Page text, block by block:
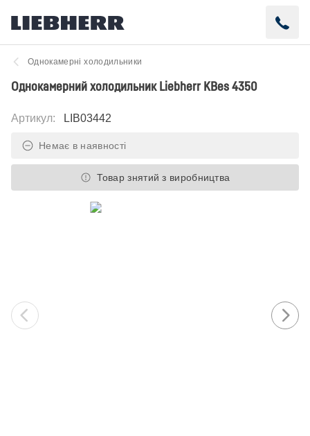
Однокамерні холодильники
Однокамерний холодильник Liebherr KBes 4350
Артикул: LIB03442
Немає в наявності
Товар знятий з виробництва